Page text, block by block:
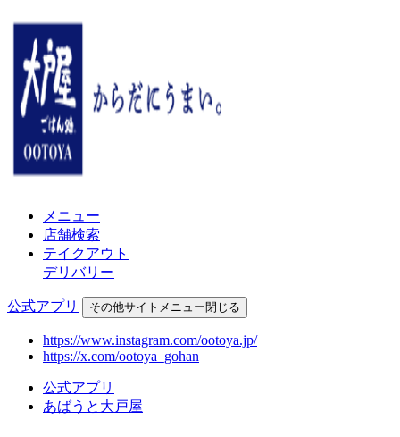
メニュー
店舗検索
テイクアウト
デリバリー
公式アプリ その他サイトメニュー閉じる
https://www.instagram.com/ootoya.jp/
https://x.com/ootoya_gohan
公式アプリ
あばうと大戸屋